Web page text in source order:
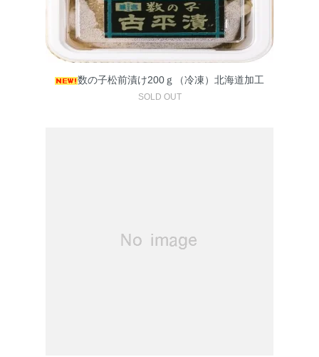
数の子松前漬け200ｇ（冷凍）北海道加工
SOLD OUT